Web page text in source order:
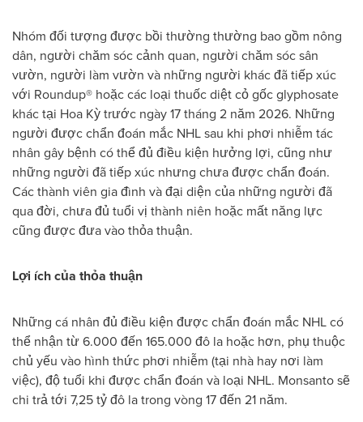
Nhóm đối tượng được bồi thường thường bao gồm nông
dân, người chăm sóc cảnh quan, người chăm sóc sân
vườn, người làm vườn và những người khác đã tiếp xúc
với Roundup® hoặc các loại thuốc diệt cỏ gốc glyphosate
khác tại Hoa Kỳ trước ngày 17 tháng 2 năm 2026. Những
người được chẩn đoán mắc NHL sau khi phơi nhiễm tác
nhân gây bệnh có thể đủ điều kiện hưởng lợi, cũng như
những người đã tiếp xúc nhưng chưa được chẩn đoán.
Các thành viên gia đình và đại diện của những người đã
qua đời, chưa đủ tuổi vị thành niên hoặc mất năng lực
cũng được đưa vào thỏa thuận.
Lợi ích của thỏa thuận
Những cá nhân đủ điều kiện được chẩn đoán mắc NHL có
thể nhận từ 6.000 đến 165.000 đô la hoặc hơn, phụ thuộc
chủ yếu vào hình thức phơi nhiễm (tại nhà hay nơi làm
việc), độ tuổi khi được chẩn đoán và loại NHL. Monsanto sẽ
chi trả tới 7,25 tỷ đô la trong vòng 17 đến 21 năm.